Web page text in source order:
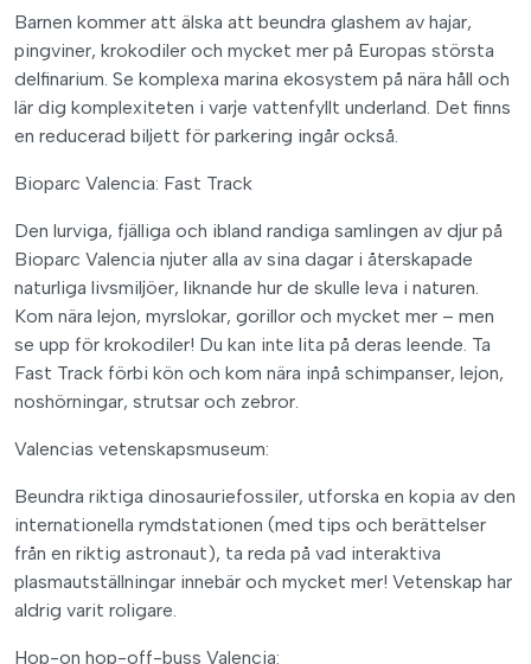
Barnen kommer att älska att beundra glashem av hajar,
pingviner, krokodiler och mycket mer på Europas största
delfinarium. Se komplexa marina ekosystem på nära håll och
lär dig komplexiteten i varje vattenfyllt underland. Det finns
en reducerad biljett för parkering ingår också.
Bioparc Valencia: Fast Track
Den lurviga, fjälliga och ibland randiga samlingen av djur på
Bioparc Valencia njuter alla av sina dagar i återskapade
naturliga livsmiljöer, liknande hur de skulle leva i naturen.
Kom nära lejon, myrslokar, gorillor och mycket mer – men
se upp för krokodiler! Du kan inte lita på deras leende. Ta
Fast Track förbi kön och kom nära inpå schimpanser, lejon,
noshörningar, strutsar och zebror.
Valencias vetenskapsmuseum:
Beundra riktiga dinosauriefossiler, utforska en kopia av den
internationella rymdstationen (med tips och berättelser
från en riktig astronaut), ta reda på vad interaktiva
plasmautställningar innebär och mycket mer! Vetenskap har
aldrig varit roligare.
Hop-on hop-off-buss Valencia: